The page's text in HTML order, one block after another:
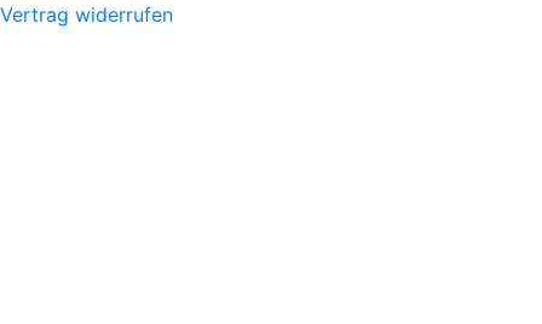
Vertrag widerrufen